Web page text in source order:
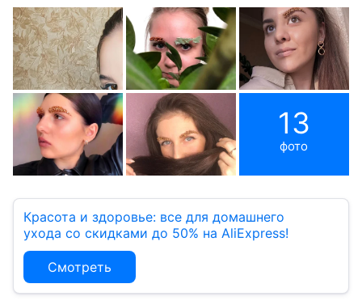
13
фото
Красота и здоровье: все для домашнего
ухода со скидками до 50% на AliExpress!
Смотреть